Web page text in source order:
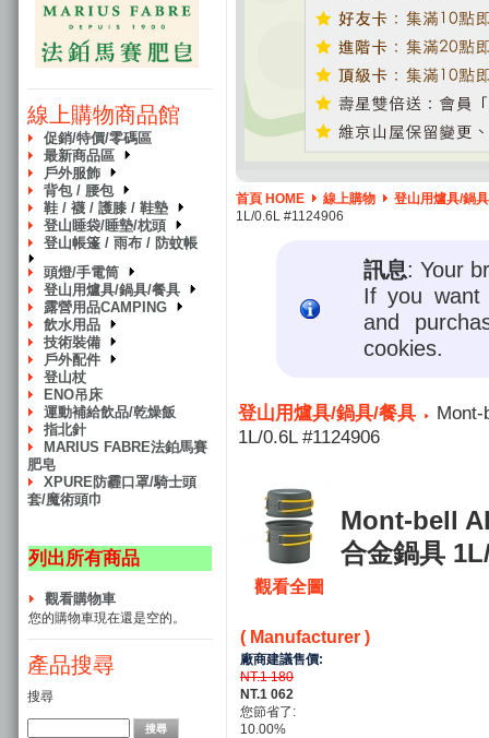
線上購物商品館
促銷/特價/零碼區
最新商品區
戶外服飾
背包 / 腰包
鞋 / 襪 / 護膝 / 鞋墊
登山睡袋/睡墊/枕頭
登山帳篷 / 雨布 / 防蚊帳
頭燈/手電筒
登山用爐具/鍋具/餐具
露營用品CAMPING
飲水用品
技術裝備
戶外配件
登山杖
ENO吊床
運動補給飲品/乾燥飯
指北針
MARIUS FABRE法鉑馬賽
肥皂
XPURE防霾口罩/騎士頭
套/魔術頭巾
列出所有商品
觀看購物車
您的購物車現在還是空的。
產品搜尋
搜尋
首頁 HOME 線上購物
登山用爐具/鍋
1L/0.6L #1124906
訊息: Your
If you want
and
cookies.
登山用爐具/鍋具/餐具
Mont-
1L/0.6L #1124906
觀看全圖
Mont-bell
合金鍋具
( Manufacturer )
廠商建議售價:
NT.1 180
NT.1 062
您節省了:
10.00%